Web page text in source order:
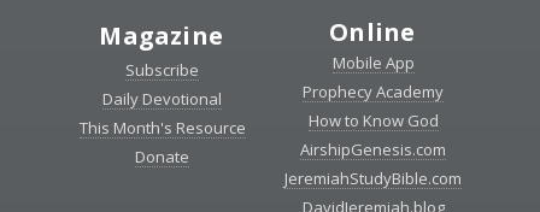
Magazine
Subscribe
Daily Devotional
This Month's Resource
Donate
Online
Mobile App
Prophecy Academy
How to Know God
AirshipGenesis.com
JeremiahStudyBible.com
DavidJeremiah.blog